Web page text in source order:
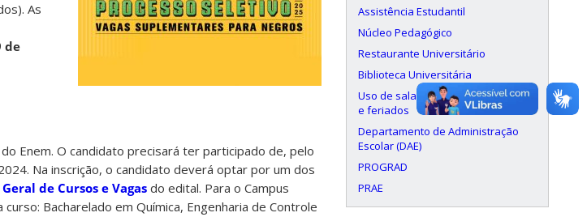
As
de
Enem. O candidato precisará ter participado de, pelo
Na inscrição, o candidato deverá optar por um dos
de Cursos e Vagasdo edital. Para o Campus
Bacharelado em Química, Engenharia de Controle
Assistência Estudantil
Núcleo Pedagógico
Restaurante Universitário
Biblioteca Universitária
Uso de salas aos finais de semana
e feriados
Departamento de Administração
Escolar (DAE)
PROGRAD
PRAE